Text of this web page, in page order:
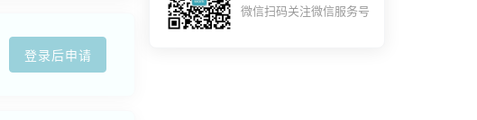
登录后申请
微信扫码关注微信服务号